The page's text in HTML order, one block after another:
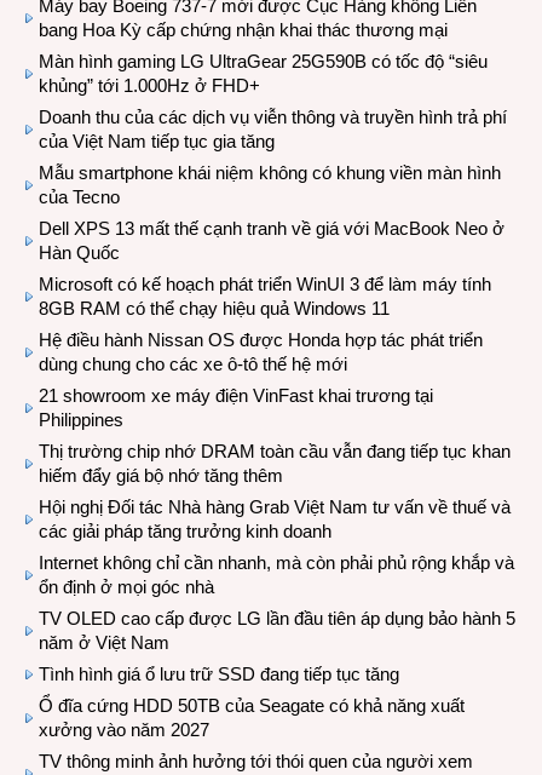
Máy bay Boeing 737-7 mới được Cục Hàng không Liên
bang Hoa Kỳ cấp chứng nhận khai thác thương mại
Màn hình gaming LG UltraGear 25G590B có tốc độ “siêu
khủng” tới 1.000Hz ở FHD+
Doanh thu của các dịch vụ viễn thông và truyền hình trả phí
của Việt Nam tiếp tục gia tăng
Mẫu smartphone khái niệm không có khung viền màn hình
của Tecno
Dell XPS 13 mất thế cạnh tranh về giá với MacBook Neo ở
Hàn Quốc
Microsoft có kế hoạch phát triển WinUI 3 để làm máy tính
8GB RAM có thể chạy hiệu quả Windows 11
Hệ điều hành Nissan OS được Honda hợp tác phát triển
dùng chung cho các xe ô-tô thế hệ mới
21 showroom xe máy điện VinFast khai trương tại
Philippines
Thị trường chip nhớ DRAM toàn cầu vẫn đang tiếp tục khan
hiếm đẩy giá bộ nhớ tăng thêm
Hội nghị Đối tác Nhà hàng Grab Việt Nam tư vấn về thuế và
các giải pháp tăng trưởng kinh doanh
Internet không chỉ cần nhanh, mà còn phải phủ rộng khắp và
ổn định ở mọi góc nhà
TV OLED cao cấp được LG lần đầu tiên áp dụng bảo hành 5
năm ở Việt Nam
Tình hình giá ổ lưu trữ SSD đang tiếp tục tăng
Ổ đĩa cứng HDD 50TB của Seagate có khả năng xuất
xưởng vào năm 2027
TV thông minh ảnh hưởng tới thói quen của người xem